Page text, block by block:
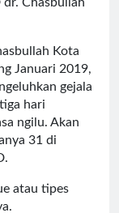
Kota
Januari 2019,
gejala
hari
ngilu. Akan
31 di
atau tipes